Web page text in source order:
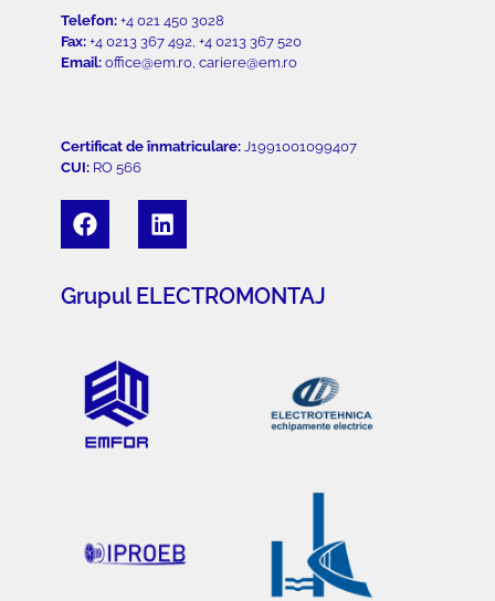
Telefon:+4 021 450 3028
Fax:+4 0213 367 492, +4 0213 367 520
Email:office@em.ro, cariere@em.ro
Certificat de înmatriculare:J1991001099407
CUI: RO 566
Grupul ELECTROMONTAJ